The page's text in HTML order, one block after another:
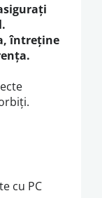
întreține
cu PC